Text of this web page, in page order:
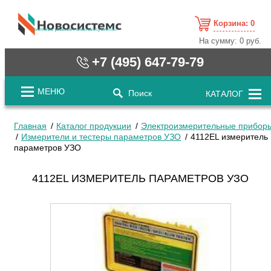
cистемные решения / www.novosystems.ru
Корзина: 0
На сумму:0 руб.
+7 (495) 647-79-79
МЕНЮ Поиск КАТАЛОГ
Главная Каталог продукции
Электроизмерительные
Измерители и тестеры параметров УЗО
4112EL измеритель
параметров УЗО
4112EL ИЗМЕРИТЕЛЬ ПАРАМЕТРОВ УЗО